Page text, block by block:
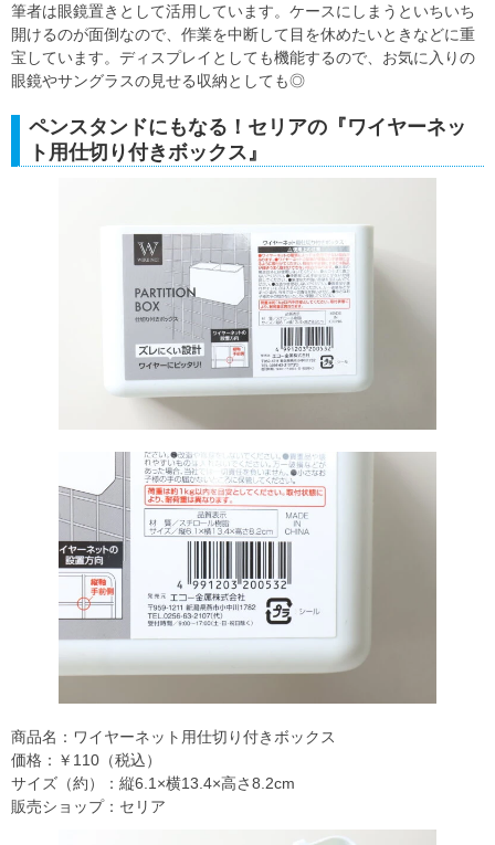
筆者は眼鏡置きとして活用しています。ケースにしまうといちいち
開けるのが面倒なので、作業を中断して目を休めたいときなどに重
宝しています。ディスプレイとしても機能するので、お気に入りの
眼鏡やサングラスの見せる収納としても◎
ペンスタンドにもなる！セリアの『ワイヤーネッ
ト用仕切り付きボックス』
商品名：ワイヤーネット用仕切り付きボックス
価格：￥110（税込）
サイズ（約）：縦6.1×横13.4×高さ8.2cm
販売ショップ：セリア